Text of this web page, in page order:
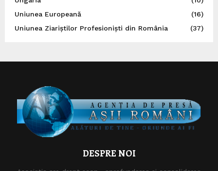
Uniunea Europeană
(16)
Uniunea Ziariștilor Profesioniști din România
(37)
DESPRE NOI